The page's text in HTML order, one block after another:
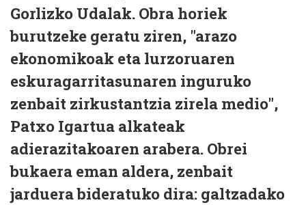
Gorlizko Udalak. Obra horiek
burutzeke geratu ziren, "arazo
ekonomikoak eta lurzoruaren
eskuragarritasunaren inguruko
zenbait zirkustantzia zirela medio",
Patxo Igartua alkateak
adierazitakoaren arabera. Obrei
bukaera eman aldera, zenbait
jarduera bideratuko dira: galtzadako